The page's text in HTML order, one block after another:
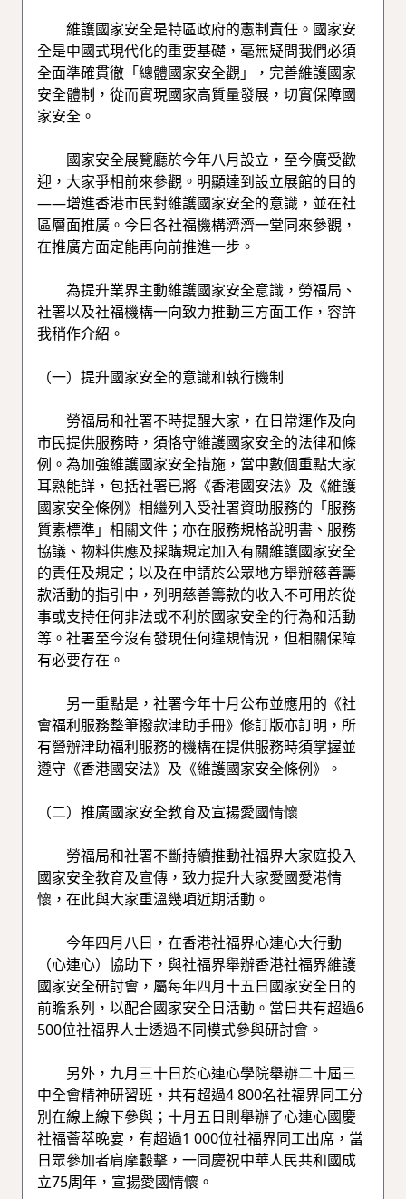
維護國家安全是特區政府的憲制責任。國家安
全是中國式現代化的重要基礎，毫無疑問我們必須
全面準確貫徹「總體國家安全觀」，完善維護國家
安全體制，從而實現國家高質量發展，切實保障國
家安全。
國家安全展覽廳於今年八月設立，至今廣受歡
迎，大家爭相前來參觀。明顯達到設立展館的目的
——增進香港市民對維護國家安全的意識，並在社
區層面推廣。今日各社福機構濟濟一堂同來參觀，
在推廣方面定能再向前推進一步。
為提升業界主動維護國家安全意識，勞福局、
社署以及社福機構一向致力推動三方面工作，容許
我稍作介紹。
（一）提升國家安全的意識和執行機制
勞福局和社署不時提醒大家，在日常運作及向
市民提供服務時，須恪守維護國家安全的法律和條
例。為加強維護國家安全措施，當中數個重點大家
耳熟能詳，包括社署已將《香港國安法》及《維護
國家安全條例》相繼列入受社署資助服務的「服務
質素標準」相關文件；亦在服務規格說明書、服務
協議、物料供應及採購規定加入有關維護國家安全
的責任及規定；以及在申請於公眾地方舉辦慈善籌
款活動的指引中，列明慈善籌款的收入不可用於從
事或支持任何非法或不利於國家安全的行為和活動
等。社署至今沒有發現任何違規情況，但相關保障
有必要存在。
另一重點是，社署今年十月公布並應用的《社
會福利服務整筆撥款津助手冊》修訂版亦訂明，所
有營辦津助福利服務的機構在提供服務時須掌握並
遵守《香港國安法》及《維護國家安全條例》。
（二）推廣國家安全教育及宣揚愛國情懷
勞福局和社署不斷持續推動社福界大家庭投入
國家安全教育及宣傳，致力提升大家愛國愛港情
懷，在此與大家重溫幾項近期活動。
今年四月八日，在香港社福界心連心大行動
（心連心）協助下，與社福界舉辦香港社福界維護
國家安全研討會，屬每年四月十五日國家安全日的
前瞻系列，以配合國家安全日活動。當日共有超過6
500位社福界人士透過不同模式參與研討會。
另外，九月三十日於心連心學院舉辦二十屆三
中全會精神研習班，共有超過4 800名社福界同工分
別在線上線下參與；十月五日則舉辦了心連心國慶
社福薈萃晚宴，有超過1 000位社福界同工出席，當
日眾參加者肩摩轂擊，一同慶祝中華人民共和國成
立75周年，宣揚愛國情懷。